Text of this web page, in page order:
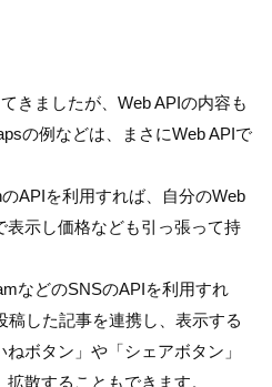
きましたが、Web APIの内容も
の例などは、まさにWeb APIで
APIを利用すれば、自分のWeb
示し価格なども引っ張って持
などのSNSのAPIを利用すれ
稿した記事を連携し、表示する
ボタン」や「シェアボタン」
散することもできます。